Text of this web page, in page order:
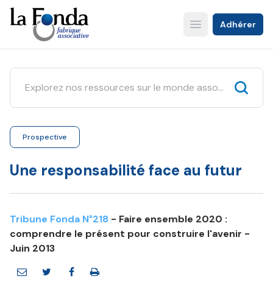
Aller
au
contenu
principal
Open main menu
Adhérer
Prospective
Une responsabilité face au futur
Tribune Fonda N°218 - Faire ensemble 2020 :
comprendre le présent pour construire l'avenir -
Juin 2013